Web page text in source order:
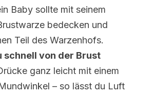
Baby sollte mit seinem
bedecken und
Teil des Warzenhofs.
schnell von der Brust
ganz leicht mit einem
– so lässt du Luft